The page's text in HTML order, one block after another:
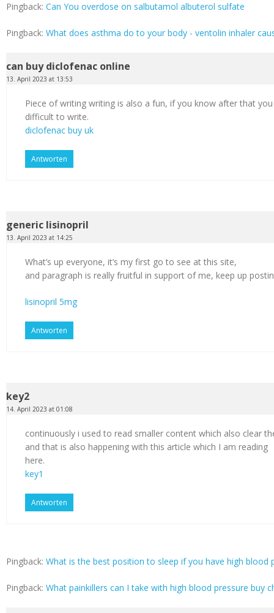
Pingback: Can You overdose on salbutamol albuterol sulfate
Pingback: What does asthma do to your body - ventolin inhaler
can buy diclofenac online
13. April 2023 at 13:53
Piece of writing writing is also a fun, if you know after that
difficult to write.
diclofenac buy uk
Antworten
generic lisinopril
13. April 2023 at 14:25
What’s up everyone, it’s my first go to see at this site,
and paragraph is really fruitful in support of me, keep up
lisinopril 5mg
Antworten
key2
14. April 2023 at 01:08
continuously i used to read smaller content which also clear
and that is also happening with this article which I am reading
here.
key1
Antworten
Pingback: What is the best position to sleep if you have high blood
Pingback: What painkillers can I take with high blood pressure buy